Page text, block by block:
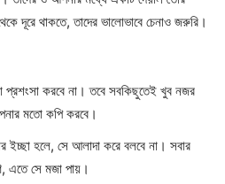
দূরে থাকতে, তাদের ভালোভাবে চেনাও জরুরি।
প্রশংসা করবে না। তবে সবকিছুতেই খুব নজর
মতো কপি করবে।
ইচ্ছা হলে, সে আলাদা করে বলবে না। সবার
এতে সে মজা পায়।